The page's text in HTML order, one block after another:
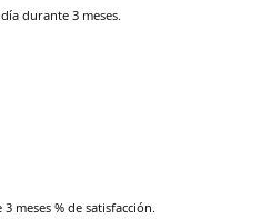
durante 3 meses.
meses % de satisfacción.